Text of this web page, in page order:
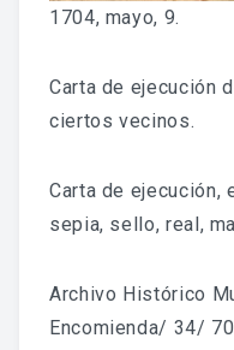
Reales Provisiones
Jornadas De Historia
1704, mayo, 9.
Carta de ejecución
ciertos vecinos.
Carta de ejecución,
sepia, sello, real,
Archivo Histórico
Encomienda/ 34/